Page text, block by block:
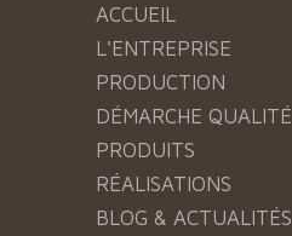
ACCUEIL
L'ENTREPRISE
PRODUCTION
DÉMARCHE QUALITÉ
PRODUITS
RÉALISATIONS
BLOG & ACTUALITÉS